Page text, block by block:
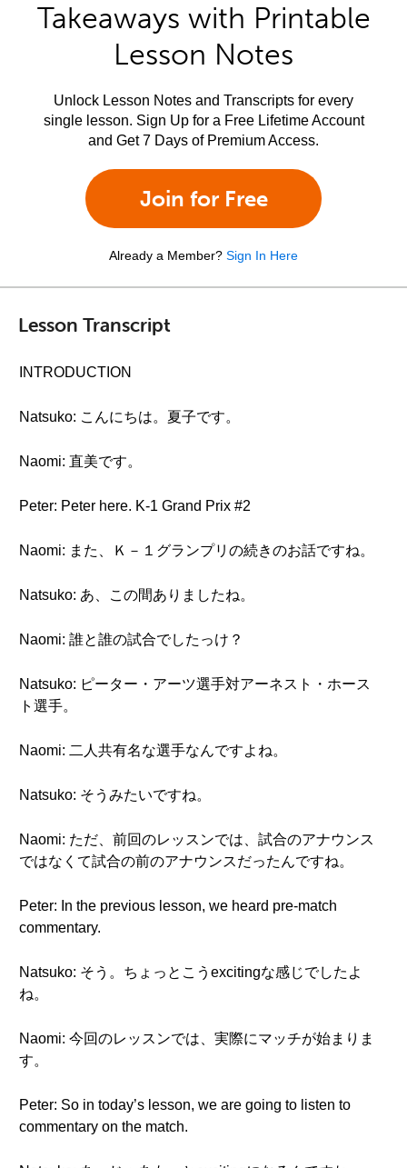
Takeaways with Printable
Lesson Notes
Unlock Lesson Notes and Transcripts for every
single lesson. Sign Up for a Free Lifetime Account
and Get 7 Days of Premium Access.
Join for Free
Already a Member? Sign In Here
Lesson Transcript
INTRODUCTION
Natsuko: こんにちは。夏子です。
Naomi: 直美です。
Peter: Peter here. K-1 Grand Prix #2
Naomi: また、Ｋ－１グランプリの続きのお話ですね。
Natsuko: あ、この間ありましたね。
Naomi: 誰と誰の試合でしたっけ？
Natsuko: ピーター・アーツ選手対アーネスト・ホース
ト選手。
Naomi: 二人共有名な選手なんですよね。
Natsuko: そうみたいですね。
Naomi: ただ、前回のレッスンでは、試合のアナウンス
ではなくて試合の前のアナウンスだったんですね。
Peter: In the previous lesson, we heard pre-match
commentary.
Natsuko: そう。ちょっとこうexcitingな感じでしたよ
ね。
Naomi: 今回のレッスンでは、実際にマッチが始まりま
す。
Peter: So in today’s lesson, we are going to listen to
commentary on the match.